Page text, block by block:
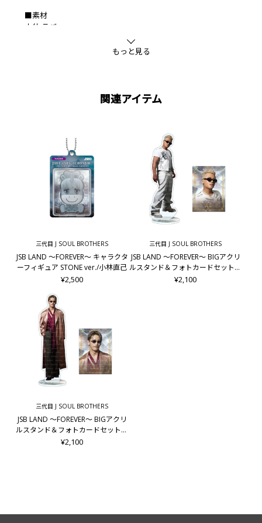
■素材
本体:ラバー
もっと見る
関連アイテム
三代目 J SOUL BROTHERS
JSB LAND ～FOREVER～ キャラクタ
ーフィギュア STONE ver./小林直己
¥2,500
三代目 J SOUL BROTHERS
JSB LAND ～FOREVER～ BIGアクリ
ルスタンド＆フォトカードセットA/
ELLY
¥2,100
三代目 J SOUL BROTHERS
JSB LAND ～FOREVER～ BIGアクリ
ルスタンド＆フォトカードセットA/
小林直己
¥2,100